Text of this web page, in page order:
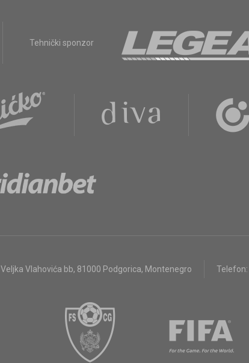
Tehnički sponzor
Vlahovića bb, 81000 Podgorica, Montenegro Telefon: